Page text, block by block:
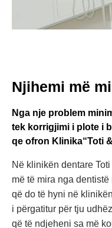
Njihemi më
Nga nje problem
tek korrigjimi i plote i
qe ofron Klinika“Toti
Në klinikën dentare
më të mira nga
që do të hyni në
i përgatitur për tju
që të ndjeheni sa më